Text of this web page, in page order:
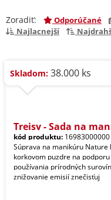
Zoradiť: Odporúčané
Najlacnejší
Skladom: 38.000 ks
Treisy - Sada na
kód produktu: 16983000000
Súprava na manikúru Nature
korkovom puzdre na podporu
používania prírodných
znižovanie emisií znečisťuj